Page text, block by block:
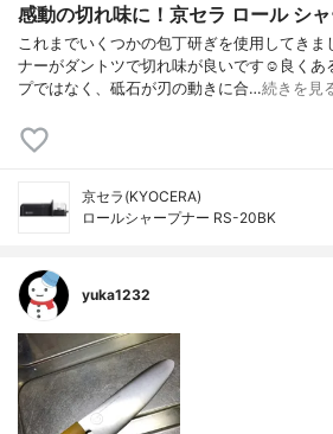
感動の切れ味に！京セラ ロール シ
これまでいくつかの包丁研ぎを使用してき
ナーがダントツで切れ味が良いです☺︎良くあ
プではなく、砥石が刃の動きに合…続きを見
京セラ(KYOCERA)
ロールシャープナー RS-20BK
yuka1232